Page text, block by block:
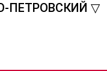
ПЕТРОВСКИЙ ▽